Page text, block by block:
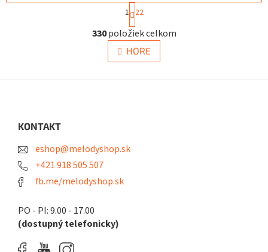
O
v
l
á
a
S
t
r
á
n
k
v
1 22
330položiek celkom
HORE
KONTAKT
eshop@melodyshop.sk
+421 918 505 507
fb.me/melodyshop.sk
PO - PI: 9.00 - 17.00
(dostupný telefonicky)